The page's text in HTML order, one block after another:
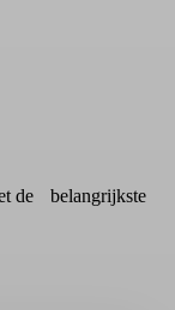
de belangrijkste